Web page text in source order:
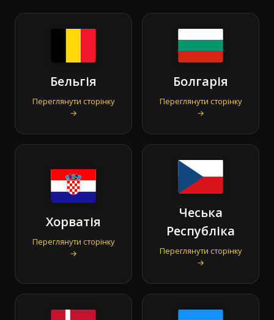
Бельгія
Переглянути сторінку
→
Болгарія
Переглянути сторінку
→
Хорватія
Переглянути сторінку
→
Чеська
Республіка
Переглянути сторінку
→